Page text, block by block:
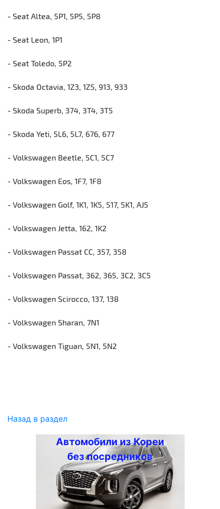
- Seat Altea, 5P1, 5P5, 5P8
- Seat Leon, 1P1
- Seat Toledo, 5P2
- Skoda Octavia, 1Z3, 1Z5, 913, 933
- Skoda Superb, 374, 3T4, 3T5
- Skoda Yeti, 5L6, 5L7, 676, 677
- Volkswagen Beetle, 5C1, 5C7
- Volkswagen Eos, 1F7, 1F8
- Volkswagen Golf, 1K1, 1K5, 517, 5K1, AJ5
- Volkswagen Jetta, 162, 1K2
- Volkswagen Passat CC, 357, 358
- Volkswagen Passat, 362, 365, 3C2, 3C5
- Volkswagen Scirocco, 137, 138
- Volkswagen Sharan, 7N1
- Volkswagen Tiguan, 5N1, 5N2
Назад в раздел
Автомобили из Кореи
без посредников